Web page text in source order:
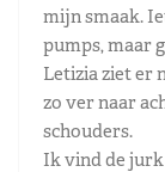
mijn smaak.
pumps, maar
Letizia ziet er
zo ver naar
schouders.
Ik vind de